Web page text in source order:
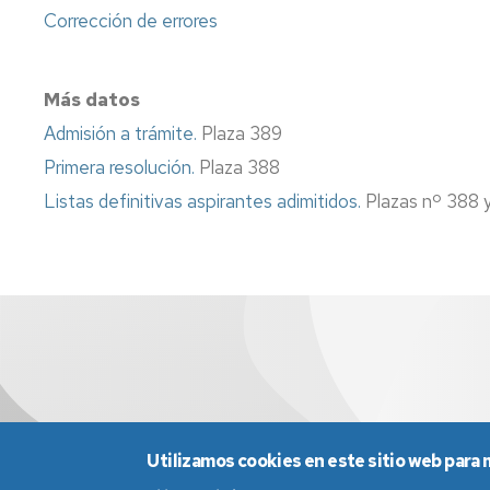
Calidad
Corrección de errores
Más datos
Admisión a trámite. Plaza 389
Primera resolución. Plaza 388
Listas definitivas aspirantes adimitidos. Plazas nº 388
Utilizamos cookies en este sitio web para